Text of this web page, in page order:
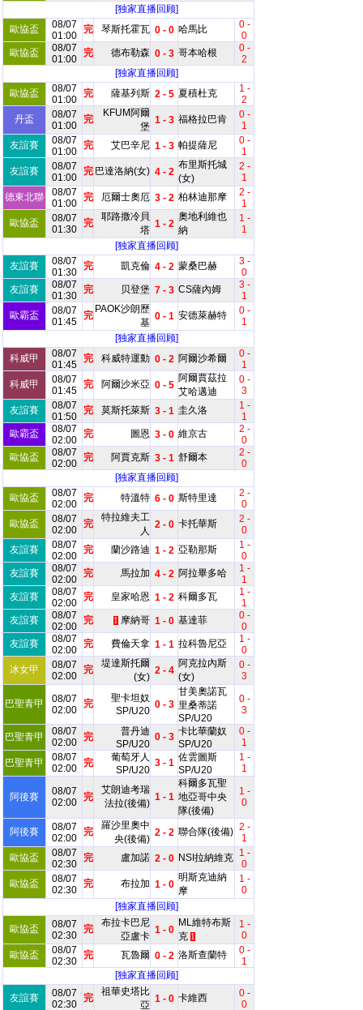
[独家直播回顾]
歐協盃
08/07
01:00
完 琴斯托霍瓦 0 - 0 哈馬比
0 -
0
歐協盃
08/07
01:00
完 德布勒森 0 - 3 哥本哈根
0 -
2
[独家直播回顾]
歐協盃
08/07
01:00
完 薩基列斯 2 - 5 夏積杜克
1 -
2
丹盃
08/07
01:00
完
KFUM阿爾
堡
1 - 3 福格拉巴肯
0 -
1
友誼賽
08/07
01:00
完 艾巴辛尼 1 - 3 帕提薩尼
0 -
1
友誼賽
08/07
01:00
完 巴達洛納(女) 4 - 2
布里斯托城
(女)
2 -
1
德東北聯
08/07
01:00
完 厄爾士奧厄 3 - 2 柏林迪那摩
2 -
1
歐協盃
08/07
01:30
完
耶路撒冷貝
塔
1 - 2
奧地利維也
納
1 -
1
[独家直播回顾]
友誼賽
08/07
01:30
完 凱克倫 4 - 2 蒙桑巴赫
3 -
0
友誼賽
08/07
01:30
完 贝登堡 7 - 3 CS薩內姆
3 -
1
歐霸盃
08/07
01:45
完
PAOK沙朗歷
基
0 - 1 安德萊赫特
0 -
1
[独家直播回顾]
科威甲
08/07
01:45
完 科威特運動 0 - 2 阿爾沙希爾
0 -
1
科威甲
08/07
01:45
完 阿爾沙米亞 0 - 5
阿爾賈茲拉
艾哈邁迪
0 -
3
友誼賽
08/07
01:50
完 莫斯托萊斯 3 - 1 圭久洛
1 -
1
歐霸盃
08/07
02:00
完 圖恩 3 - 0 維京古
2 -
0
歐協盃
08/07
02:00
完 阿賈克斯 3 - 1 舒爾本
2 -
0
[独家直播回顾]
歐協盃
08/07
02:00
完 特溫特 6 - 0 斯特里達
2 -
0
歐協盃
08/07
02:00
完
特拉維夫工
人
2 - 0 卡托華斯
2 -
0
友誼賽
08/07
02:00
完 蘭沙路迪 1 - 2 亞勒那斯
1 -
0
友誼賽
08/07
02:00
完 馬拉加 4 - 2 阿拉畢多哈
1 -
1
友誼賽
08/07
02:00
完 皇家哈恩 1 - 2 科爾多瓦
1 -
1
友誼賽
08/07
02:00
完 1 摩納哥 1 - 0 基達菲
0 -
0
友誼賽
08/07
02:00
完 費倫天拿 1 - 1 拉科魯尼亞
1 -
0
冰女甲
08/07
02:00
完
堤達斯托爾
(女)
2 - 4
阿克拉內斯
(女)
0 -
3
巴聖青甲
08/07
02:00
完
聖卡坦奴
SP/U20
0 - 3
甘美奧諾瓦
里桑蒂諾
SP/U20
0 -
3
巴聖青甲
08/07
02:00
完
普丹迪
SP/U20
0 - 3 卡比華蘭奴
SP/U20
0 -
1
巴聖青甲
08/07
02:00
完
葡萄牙人
SP/U20
3 - 1 佐雲圖斯
SP/U20
1 -
1
阿後賽
08/07
02:00
完
艾朗迪考瑞
法拉(後備)
1 - 1
科爾多瓦聖
地亞哥中央
隊(後備)
1 -
0
阿後賽
08/07
02:00
完
羅沙里奧中
央(後備)
2 - 2 聯合隊(後備) 2 -
1
歐協盃
08/07
02:30
完 盧加諾 2 - 0 NSI拉納維克 1 -
0
歐協盃
08/07
02:30
完 布拉加 1 - 0
明斯克迪納
摩
1 -
0
[独家直播回顾]
歐協盃
08/07
02:30
完
布拉卡巴尼
亞盧卡
1 - 0
ML維特布斯
克 1
1 -
0
歐協盃
08/07
02:30
完 瓦魯爾 0 - 2 洛斯查蘭特
0 -
1
[独家直播回顾]
友誼賽
08/07
02:30
完
祖華史塔比
亞
1 - 0 卡維西
0 -
0